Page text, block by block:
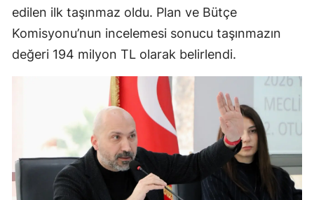
edilen ilk taşınmaz oldu. Plan ve Bütçe
Komisyonu’nun incelemesi sonucu taşınmazın
değeri 194 milyon TL olarak belirlendi.